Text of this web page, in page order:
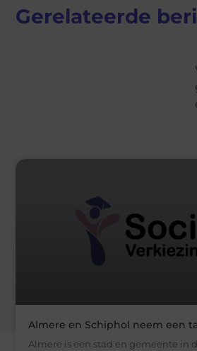
Gerelateerde
Almere en Schiphol neem een
Almere is een stad en gemeente in